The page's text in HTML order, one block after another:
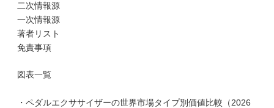
二次情報源
一次情報源
著者リスト
免責事項
図表一覧
・ペダルエクササイザーの世界市場タイプ別価値比較（2026